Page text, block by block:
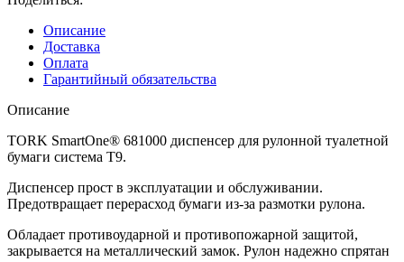
Описание
Доставка
Оплата
Гарантийный обязательства
Описание
TORK SmartOne® 681000 диспенсер для рулонной туалетной
бумаги система T9.
Диспенсер прост в эксплуатации и обслуживании.
Предотвращает перерасход бумаги из-за размотки рулона.
Обладает противоударной и противопожарной защитой,
закрывается на металлический замок. Рулон надежно спрятан